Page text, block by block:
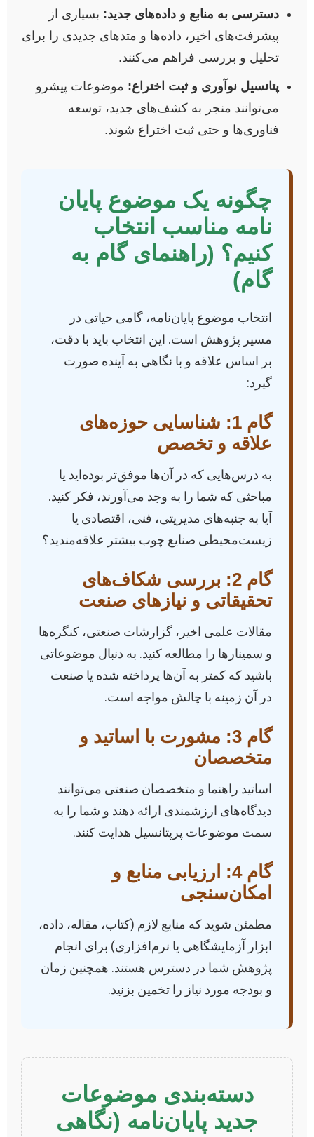
دسترسی به منابع و داده‌های جدید: بسیاری از
پیشرفت‌های اخیر، داده‌ها و متدهای جدیدی را برای
تحلیل و بررسی فراهم می‌کنند.
پتانسیل نوآوری و ثبت اختراع: موضوعات پیشرو
می‌توانند منجر به کشف‌های جدید، توسعه
فناوری‌ها و حتی ثبت اختراع شوند.
چگونه یک موضوع پایان
نامه مناسب انتخاب
کنیم؟ (راهنمای گام به
گام)
انتخاب موضوع پایان‌نامه، گامی حیاتی در
مسیر پژوهش است. این انتخاب باید با دقت،
بر اساس علاقه و با نگاهی به آینده صورت
گیرد:
گام 1: شناسایی حوزه‌های
علاقه و تخصص
به درس‌هایی که در آن‌ها موفق‌تر بوده‌اید یا
مباحثی که شما را به وجد می‌آورند، فکر کنید.
آیا به جنبه‌های مدیریتی، فنی، اقتصادی یا
زیست‌محیطی صنایع چوب بیشتر علاقه‌مندید؟
گام 2: بررسی شکاف‌های
تحقیقاتی و نیازهای صنعت
مقالات علمی اخیر، گزارشات صنعتی، کنگره‌ها
و سمینارها را مطالعه کنید. به دنبال موضوعاتی
باشید که کمتر به آن‌ها پرداخته شده یا صنعت
در آن زمینه با چالش مواجه است.
گام 3: مشورت با اساتید و
متخصصان
اساتید راهنما و متخصصان صنعتی می‌توانند
دیدگاه‌های ارزشمندی ارائه دهند و شما را به
سمت موضوعات پرپتانسیل هدایت کنند.
گام 4: ارزیابی منابع و
امکان‌سنجی
مطمئن شوید که منابع لازم (کتاب، مقاله، داده،
ابزار آزمایشگاهی یا نرم‌افزاری) برای انجام
پژوهش شما در دسترس هستند. همچنین زمان
و بودجه مورد نیاز را تخمین بزنید.
دسته‌بندی موضوعات
جدید پایان‌نامه (نگاهی